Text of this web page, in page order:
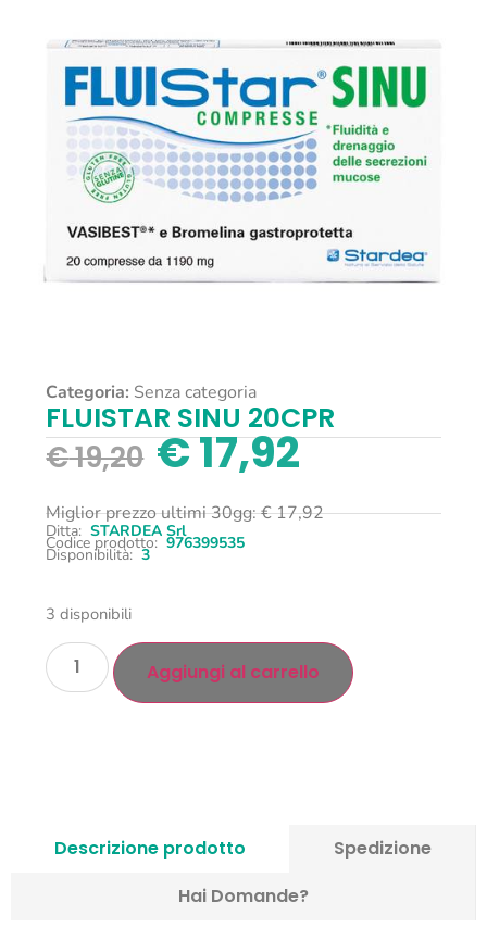
Categoria: Senza categoria
FLUISTAR SINU 20CPR
€19,20 €17,92
Miglior prezzo ultimi 30gg:€17,92
Ditta: STARDEA Srl
Codice prodotto: 976399535
Disponibilità: 3
3 disponibili
Aggiungi al carrello
Descrizione prodotto
Spedizione
Hai Domande?